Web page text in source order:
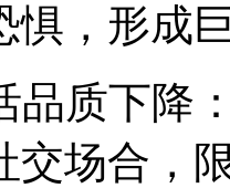
惧，形成
品质下降
交场合，